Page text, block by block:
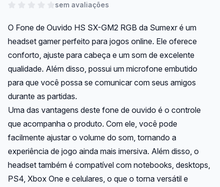
sem avaliações
O Fone de Ouvido HS SX-GM2 RGB da Sumexr é um
headset gamer perfeito para jogos online. Ele oferece
conforto, ajuste para cabeça e um som de excelente
qualidade. Além disso, possui um microfone embutido
para que você possa se comunicar com seus amigos
durante as partidas.
Uma das vantagens deste fone de ouvido é o controle
que acompanha o produto. Com ele, você pode
facilmente ajustar o volume do som, tornando a
experiência de jogo ainda mais imersiva. Além disso, o
headset também é compatível com notebooks, desktops,
PS4, Xbox One e celulares, o que o torna versátil e